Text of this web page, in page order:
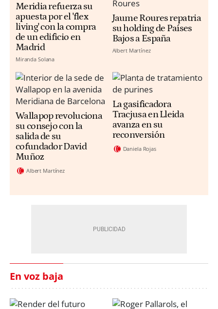
Meridia refuerza su
apuesta por el 'flex
living' con la compra
de un edificio en
Madrid
Miranda Solana
Jaume Roures repatria
su holding de Países
Bajos a España
Albert Martínez
Wallapop revoluciona
su consejo con la
salida de su
cofundador David
Muñoz
Albert Martínez
La gasificadora
Tracjusa en Lleida
avanza en su
reconversión
Daniela Rojas
En voz baja